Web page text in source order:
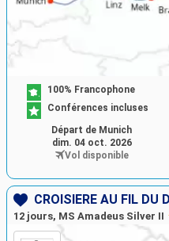
100% Francophone
Conférences incluses
Départ de Munich
dim. 04 oct. 2026
Vol disponible
12 jours, MS Amadeus Silver II